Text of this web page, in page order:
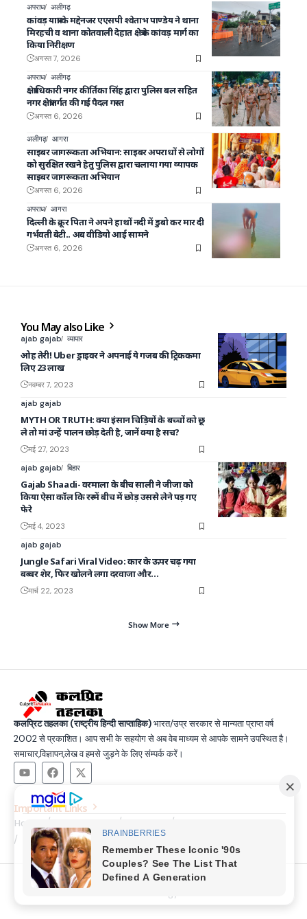
अपराध अलीगढ़
कांवड़ यात्रा के मद्देनजर एएसपी श्वेताभ पाण्डेय ने थाना
मिरहची व थाना कोतवाली देहात क्षेत्र के कांवड़ मार्ग का
किया निरीक्षण
अगस्त 7, 2026
अपराध अलीगढ़
क्षेत्राधिकारी नगर कीर्तिका सिंह द्वारा पुलिस बल सहित
नगर क्षेत्रांतर्गत की गई पैदल गस्त
अगस्त 6, 2026
अलीगढ़ आगरा
साइबर जागरूकता अभियान: साइबर अपराधों से लोगों
को सुरक्षित रखने हेतु पुलिस द्वारा चलाया गया व्यापक
साइबर जागरूकता अभियान
अगस्त 6, 2026
अपराध आगरा
दिल्ली के क्रूर पिता ने अपने हाथों नदी में डुबो कर मार दी
गर्भवती बेटी.. अब वीडियो आई सामने
अगस्त 6, 2026
You May also Like
ajab gajab व्यापार
ओह तेरी! Uber ड्राइवर ने अपनाई ये गजब की ट्रिककमा
लिए 23 लाख
नवम्बर 7, 2023
ajab gajab
MYTH OR TRUTH: क्या इंसान चिड़ियों के बच्चों को छू
ले तो मां उन्हें पालन छोड़ देती है, जानें क्या है सच?
मई 27, 2023
ajab gajab बिहार
Gajab Shaadi- वरमाला के बीच साली ने जीजा को
किया ऐसा कॉल कि रस्में बीच में छोड़ उससे लेने पड़ गए
फेरे
मई 4, 2023
ajab gajab
Jungle Safari Viral Video: कार के ऊपर चढ़ गया
बब्बर शेर, फिर खोलने लगा दरवाजा और…
मार्च 22, 2023
Show More
कलप्रिट तहलका (राष्ट्रीय हिन्दी साप्ताहिक)भारत/उप्र सरकार से मान्यता प्राप्त वर्ष
2002 से प्रकाशित। आप सभी के सहयोग से अब वेब माध्यम से आपके सामने उपस्थित है।
समाचार,विज्ञापन,लेख व हमसे जुड़ने के लिए संम्पर्क करें।
Important Links
Home
Privacy Policy
© Copyright 2025, All Rights Reserved |